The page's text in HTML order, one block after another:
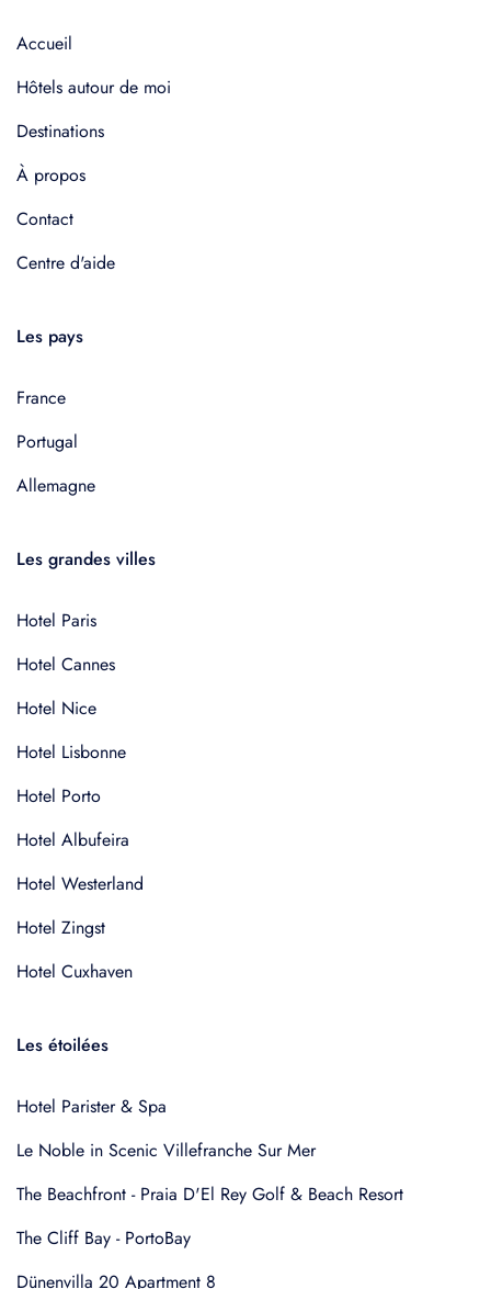
Accueil
Hôtels autour de moi
Destinations
À propos
Contact
Centre d'aide
Les pays
France
Portugal
Allemagne
Les grandes villes
Hotel Paris
Hotel Cannes
Hotel Nice
Hotel Lisbonne
Hotel Porto
Hotel Albufeira
Hotel Westerland
Hotel Zingst
Hotel Cuxhaven
Les étoilées
Hotel Parister & Spa
Le Noble in Scenic Villefranche Sur Mer
The Beachfront - Praia D'El Rey Golf & Beach Resort
The Cliff Bay - PortoBay
Dünenvilla 20 Apartment 8